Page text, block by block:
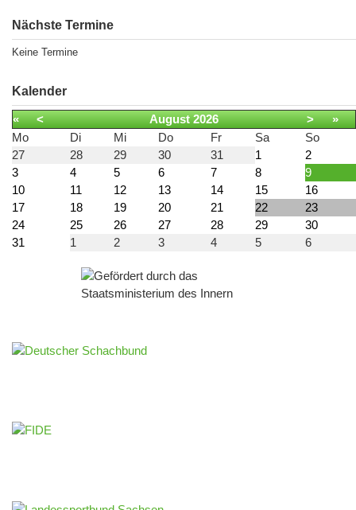
Nächste Termine
Keine Termine
Kalender
« < August 2026 >
»
Mo
Di Mi Do Fr Sa
So
27
28 29 30 31 1
2
3
4 5 6 7 8
9
10
11 12 13 14 15
16
17
18 19 20 21 22
23
24
25 26 27 28 29
30
31
1 2 3 4 5 6